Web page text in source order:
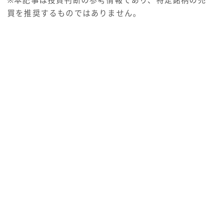
買を推奨するものではありません。